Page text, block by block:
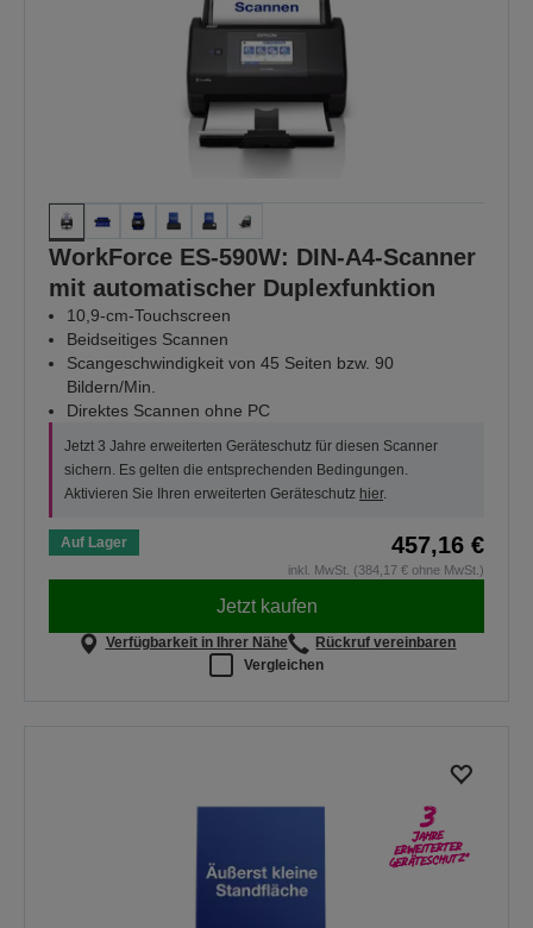
WorkForce ES-590W: DIN-A4-Scanner
mit automatischer Duplexfunktion
10,9-cm-Touchscreen
Beidseitiges Scannen
Scangeschwindigkeit von 45 Seiten bzw. 90
Bildern/Min.
Direktes Scannen ohne PC
Jetzt 3 Jahre erweiterten Geräteschutz für diesen Scanner
sichern. Es gelten die entsprechenden Bedingungen.
Aktivieren Sie Ihren erweiterten Geräteschutz hier.
Auf Lager 457,16 €
inkl. MwSt. (384,17 € ohne MwSt.)
Jetzt kaufen
Verfügbarkeit in Ihrer Nähe
Rückruf vereinbaren
Vergleichen